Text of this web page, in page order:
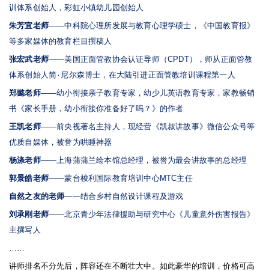
训体系创始人，彩虹小镇幼儿园创始人
朱芳宜老师——中科院心理所发展与教育心理学硕士，《中国教育报》
等多家媒体的教育栏目撰稿人
张宏武老师——美国正面管教协会认证导师（CPDT），师从正面管教
体系创始人简۰ 尼尔森博士，在大陆引进正面管教培训课程第一人
郑懿老师——幼小衔接亲子教育专家，幼少儿英语教育专家，家教畅销
书《家长手册，幼小衔接你准备好了吗？》的作者
王凯老师——前央视著名主持人，现经营《凯叔讲故事》微信公众号等
优质自媒体，被誉为哄睡神器
杨涤老师—— 上海蒲蒲兰绘本馆总经理，被誉为最会讲故事的总经理
郭景皓老师——蒙台梭利国际教育培训中心MTC主任
自然之友的老师——结合乡村自然设计课程及游戏
刘承刚老师——北京青少年法律援助与研究中心《儿童意外伤害报告》
主撰写人
讲师排名不分先后，阵容还在不断壮大中。如此豪华的培训，价格可高